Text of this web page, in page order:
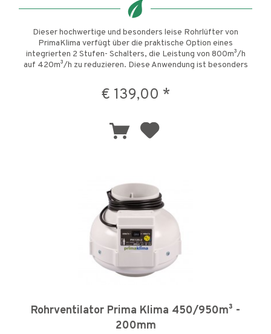
Dieser hochwertige und besonders leise Rohrlüfter von
PrimaKlima verfügt über die praktische Option eines
integrierten 2 Stufen- Schalters, die Leistung von 800m³/h
auf 420m³/h zu reduzieren. Diese Anwendung ist besonders
€ 139,00 *
Rohrventilator Prima Klima 450/950m³ -
200mm